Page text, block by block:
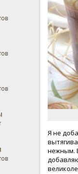
Я не
нежным.